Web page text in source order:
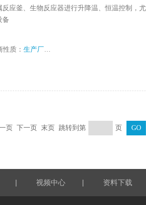
应釜、生物反应器进行升降温、恒温控制，
备
性质：生产厂家
页 下一页 末页 跳转到第 页
| 视频中心 | 资料下载